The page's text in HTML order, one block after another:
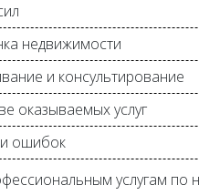
недвижимости
и консультирование
оказываемых услуг
ошибок
услугам